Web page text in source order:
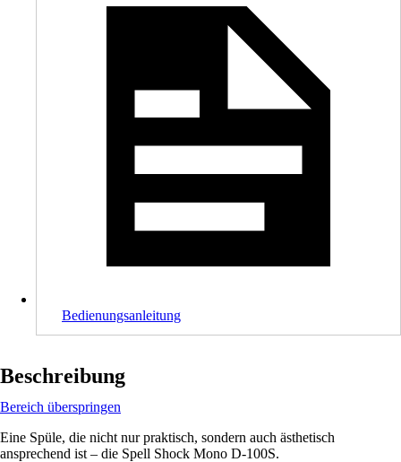
Bedienungsanleitung
Beschreibung
Bereich überspringen
Eine Spüle, die nicht nur praktisch, sondern auch ästhetisch
ansprechend ist – die Spell Shock Mono D-100S.